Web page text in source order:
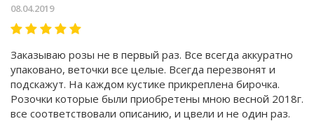
08.04.2019
Заказываю розы не в первый раз. Все всегда аккуратно
упаковано, веточки все целые. Всегда перезвонят и
подскажут. На каждом кустике прикреплена бирочка.
Розочки которые были приобретены мною весной 2018г.
все соответствовали описанию, и цвели и не один раз.